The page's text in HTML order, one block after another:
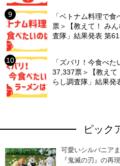
「ベトナム料理で
票＞【教えて！ み
査隊」結果発表 第
「ズバリ！今食べ
37,337票＞【教えて
らし調査隊」結果発
ピック
可愛いシルバニア
『鬼滅の刃』の再